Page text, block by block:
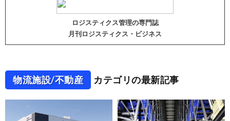
ロジスティクス管理の専門誌
月刊ロジスティクス・ビジネス
物流施設/不動産 カテゴリの最新記事